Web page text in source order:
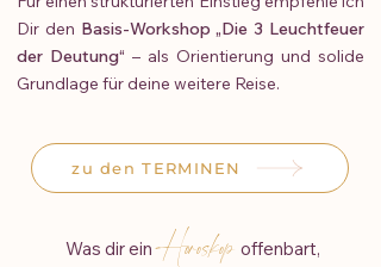
Dir den Basis-Workshop „Die 3 Leuchtfeuer
der Deutung“ – als Orientierung und solide
Grundlage für deine weitere Reise.
zu den TERMINEN
Was dir einHoroskop offenbart,